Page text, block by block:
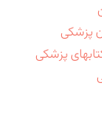
پزشکی
پزشکی